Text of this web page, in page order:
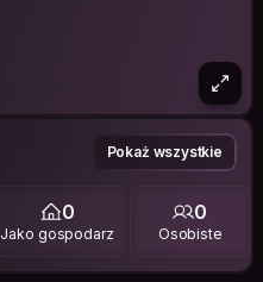
Pokaż wszystkie
0
Jako gospodarz
0
Osobiste